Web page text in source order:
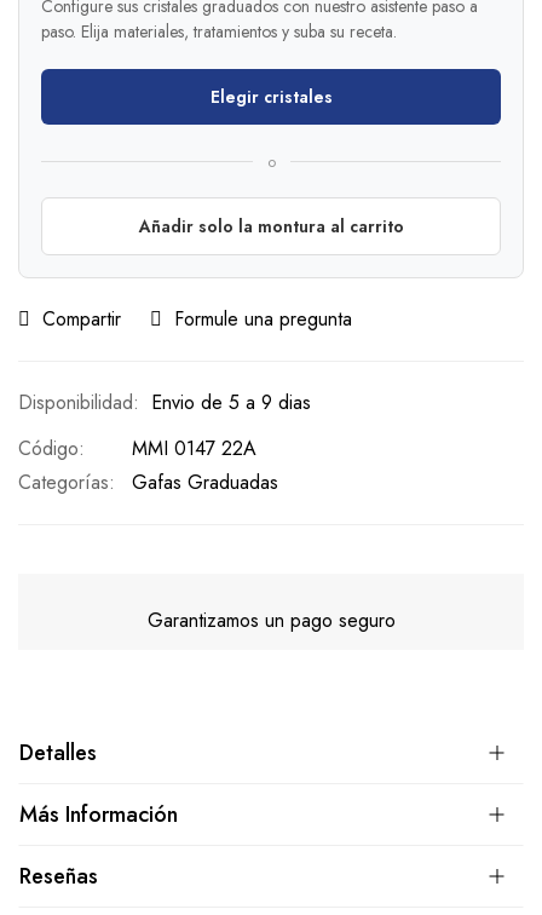
Configure sus cristales graduados con nuestro asistente paso a
paso. Elija materiales, tratamientos y suba su receta.
Elegir cristales
o
Añadir solo la montura al carrito
Compartir Formule una pregunta
Envio de 5 a 9 dias
Código
MMI 0147 22A
Categorías:
Gafas Graduadas
Garantizamos un pago seguro
Detalles
Más Información
Reseñas